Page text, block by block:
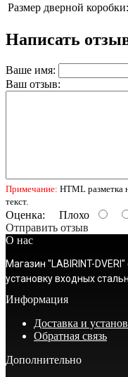
Размер дверной коробки:
Написать
Ваше имя:
Ваш отзыв:
Примечание: HTML разметка
текст.
Оценка: Плохо
Отправить отзыв
О нас
Магазин "LABIRINT-
установку входных
Информация
Доставка и
Обратная связь
Дополнительно